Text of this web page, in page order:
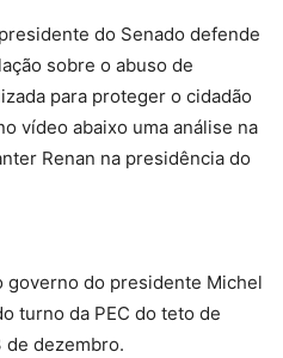
do Senado defende
sobre o abuso de
para proteger o cidadão
vídeo abaixo uma análise na
Renan na presidência do
governo do presidente Michel
turno da PEC do teto de
de dezembro.